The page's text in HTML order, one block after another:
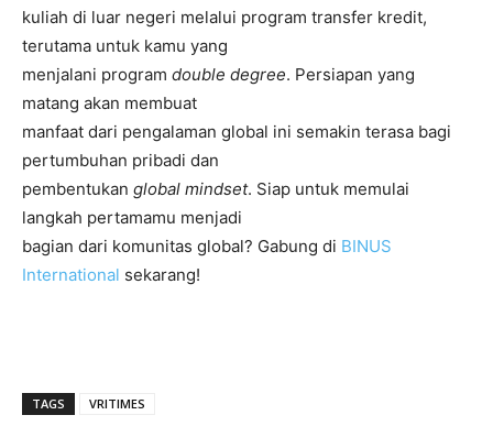
kuliah di luar negeri melalui program transfer kredit,
terutama untuk kamu yang
menjalani program double degree. Persiapan yang
matang akan membuat
manfaat dari pengalaman global ini semakin terasa bagi
pertumbuhan pribadi dan
pembentukan global mindset. Siap untuk memulai
langkah pertamamu menjadi
bagian dari komunitas global? Gabung di BINUS
International sekarang!
TAGS VRITIMES